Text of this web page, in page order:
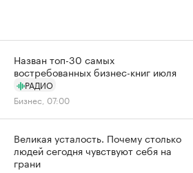
Назван топ-30 самых
востребованных бизнес-книг июля
РАДИО
Бизнес, 07:00
Великая усталость. Почему столько
людей сегодня чувствуют себя на
грани